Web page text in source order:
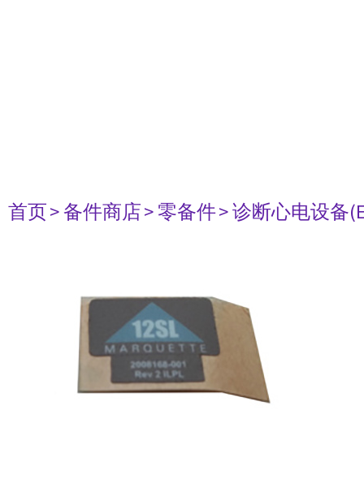
首页> 备件商店> 零备件> 诊断心电设备